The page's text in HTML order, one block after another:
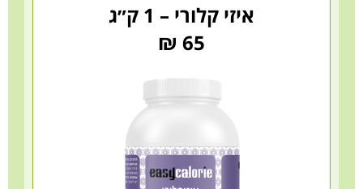
איזי קלורי – 1 ק״ג
65 ₪